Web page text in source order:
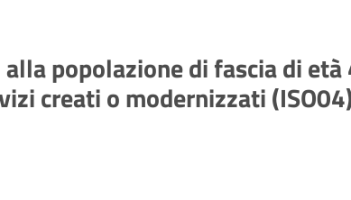
popolazione di fascia di
creati o modernizzati